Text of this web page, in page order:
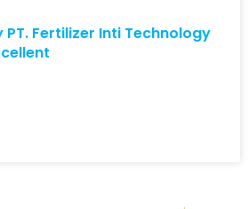
PT. Fertilizer Inti Technology